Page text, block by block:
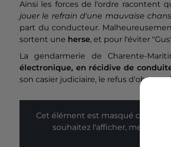
Ainsi les forces de l'ordre racontent
jouer le refrain d'une mauvaise
part du conducteur.
sortent une herse, et pour l'éviter
La gendarmerie de Charente-
électronique, en récidive de
son casier judiciaire, le refus
Cet élément est masqué compte-
souhaitez l'afficher, merci de